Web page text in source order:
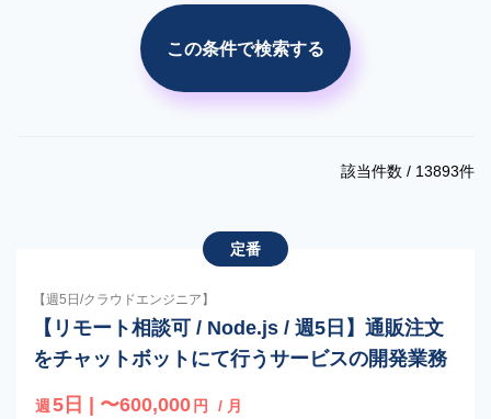
市場調査・分析 競合調査・分析
この条件で検索する
該当件数 / 13893件
定番
【週5日/クラウドエンジニア】
【リモート相談可 / Node.js / 週5日】通販注文
をチャットボットにて行うサービスの開発業務
週 5日 | 〜600,000 円 / 月